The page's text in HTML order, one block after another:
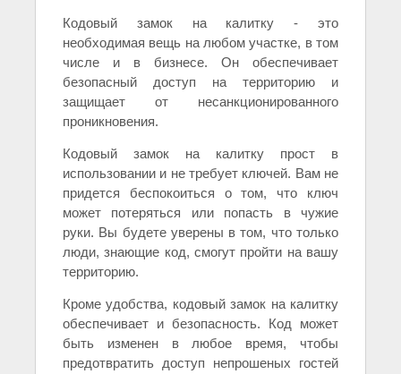
Кодовый замок на калитку - это
необходимая вещь на любом участке, в том
числе и в бизнесе. Он обеспечивает
безопасный доступ на территорию и
защищает от несанкционированного
проникновения.
Кодовый замок на калитку прост в
использовании и не требует ключей. Вам не
придется беспокоиться о том, что ключ
может потеряться или попасть в чужие
руки. Вы будете уверены в том, что только
люди, знающие код, смогут пройти на вашу
территорию.
Кроме удобства, кодовый замок на калитку
обеспечивает и безопасность. Код может
быть изменен в любое время, чтобы
предотвратить доступ непрошеных гостей